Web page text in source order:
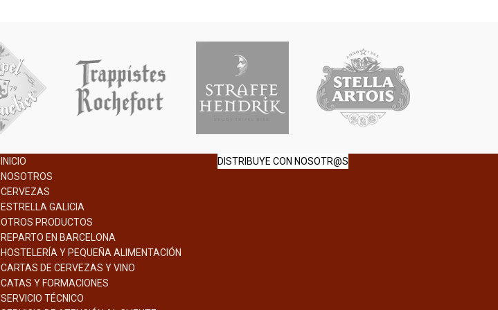
INICIO
NOSOTROS
CERVEZAS
ESTRELLA GALICIA
OTROS PRODUCTOS
REPARTO EN BARCELONA
HOSTELERÍA Y PEQUEÑA ALIMENTACIÓN
CARTAS DE CERVEZAS Y VINO
CATAS Y FORMACIONES
SERVICIO TÉCNICO
DISTRIBUYE CON NOSOTR@S